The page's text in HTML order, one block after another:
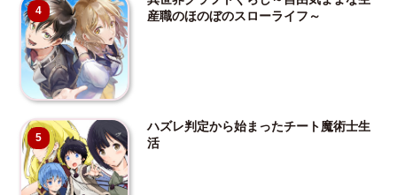
4
産職のほのぼのスローライフ～
5
ハズレ判定から始まったチート魔術士生
活